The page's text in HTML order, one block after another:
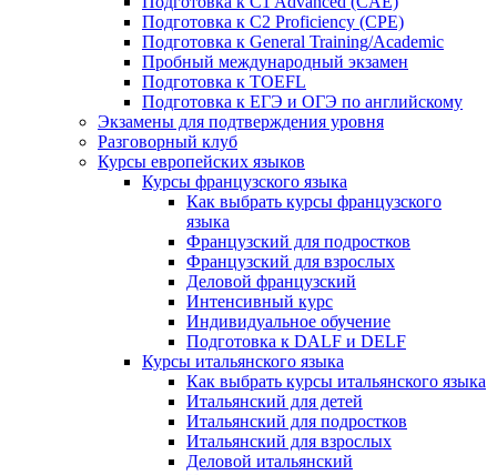
Подготовка к C2 Proficiency (CPE)
Подготовка к General Training/Academic
Пробный международный экзамен
Подготовка к TOEFL
Подготовка к ЕГЭ и ОГЭ по английскому
Экзамены для подтверждения уровня
Разговорный клуб
Курсы европейских языков
Курсы французского языка
Как выбрать курсы французского
языка
Французский для подростков
Французский для взрослых
Деловой французский
Интенсивный курс
Индивидуальное обучение
Подготовка к DALF и DELF
Курсы итальянского языка
Как выбрать курсы итальянского языка
Итальянский для детей
Итальянский для подростков
Итальянский для взрослых
Деловой итальянский